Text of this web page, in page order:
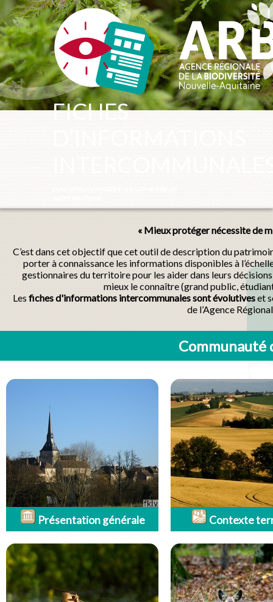
FICHES
« Mieux protéger nécessite de
C’est dans cet objectif que cet outil de description du
porter à connaissance les informations disponibles à
gestionnaires du territoire pour les aider dans leurs
mieux le connaître (grand public,
Les fiches d'informations intercommunales sont évolutiveset
de l’Agence
Communauté
Présentation générale Contexte
Panneau de gestion des cookies